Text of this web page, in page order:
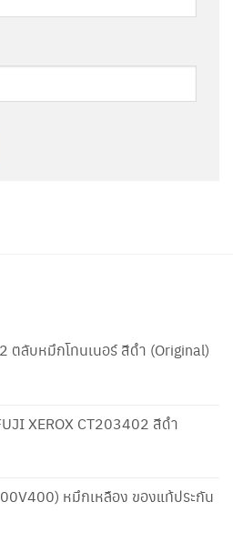
ตลับหมึกโทนเนอร์ สีดำ (Original)
XEROX CT203402 สีดำ
หมึกเหลือง ของแท้ประกัน